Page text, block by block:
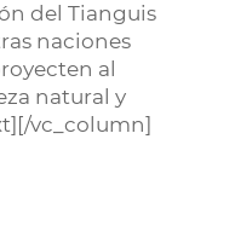
del Tianguis
naciones
al
natural y
vc_column]